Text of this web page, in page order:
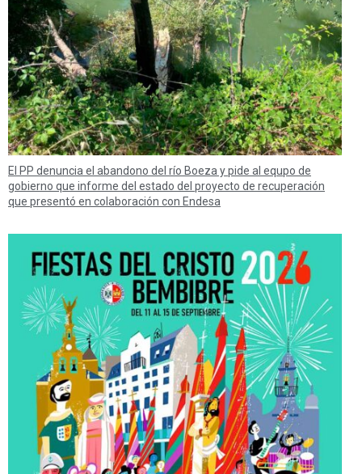
El PP denuncia el abandono del río Boeza y pide al equpo de
gobierno que informe del estado del proyecto de recuperación
que presentó en colaboración con Endesa